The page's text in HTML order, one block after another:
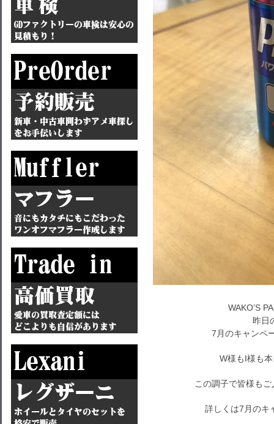
WAKO’S
昨日
7月のキャンペ
W様もI様も
この調子で皆様も
詳しくは7月のキ